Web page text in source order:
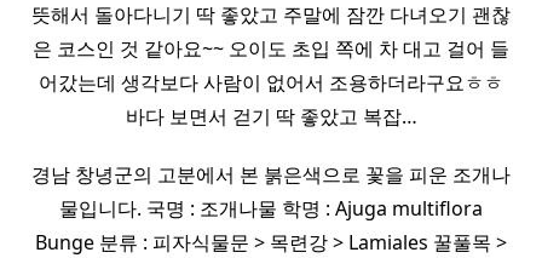
뜻해서 돌아다니기 딱 좋았고 주말에 잠깐 다녀오기 괜찮
은 코스인 것 같아요~~ 오이도 초입 쪽에 차 대고 걸어 들
어갔는데 생각보다 사람이 없어서 조용하더라구요ㅎㅎ
바다 보면서 걷기 딱 좋았고 복잡…
경남 창녕군의 고분에서 본 붉은색으로 꽃을 피운 조개나
물입니다. 국명 : 조개나물 학명 : Ajuga multiflora
Bunge 분류 : 피자식물문 > 목련강 > Lamiales 꿀풀목 >